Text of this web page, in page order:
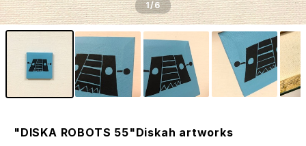
1/6
"DISKA ROBOTS 55"Diskah artworks